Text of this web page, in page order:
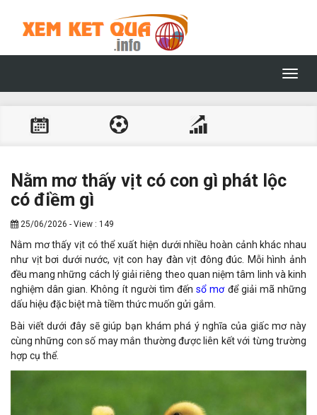
Nằm mơ thấy vịt có con gì phát lộc
có điềm gì
25/06/2026 - View : 149
Nằm mơ thấy vịt có thể xuất hiện dưới nhiều hoàn cảnh khác nhau
như vịt bơi dưới nước, vịt con hay đàn vịt đông đúc. Mỗi hình ảnh
đều mang những cách lý giải riêng theo quan niệm tâm linh và kinh
nghiệm dân gian. Không ít người tìm đếnsổ mơđể giải mã những
dấu hiệu đặc biệt mà tiềm thức muốn gửi gắm.
Bài viết dưới đây sẽ giúp bạn khám phá ý nghĩa của giấc mơ này
cùng những con số may mắn thường được liên kết với từng trường
hợp cụ thể.